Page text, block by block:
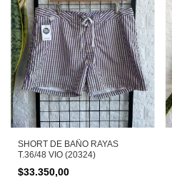
SHORT DE BAÑO RAYAS
T.36/48 VIO (20324)
$33.350,00